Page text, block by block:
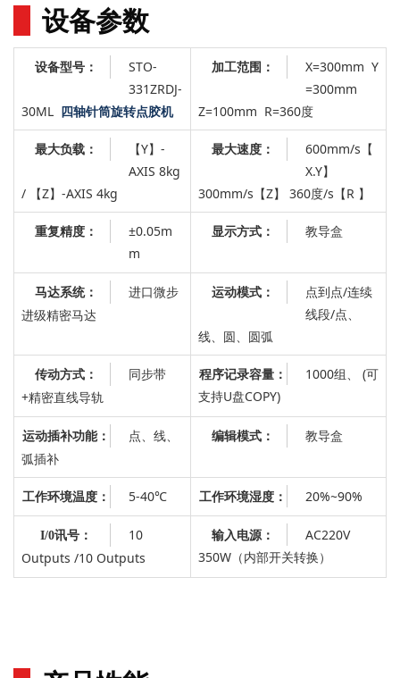
设备参数
设备型号：
STO-
331ZRDJ-
30ML 四轴针筒旋转点胶机
加工范围： X=300mm Y
=300mm
Z=100mm R=360度
最大负载： 【Y】 -
AXIS 8kg
/
【Z】 -AXIS 4kg
最大速度：
600mm/s【
X.Y】
300mm/s【Z】 360度/s【R 】
重复精度：
±0.05m
m
显示方式： 教导盒
马达系统：
进口微步
进级精密马达
运动模式：
点到点/连续
线段/点、
线、圆、圆弧
传动方式：
同步带
+精密直线导轨
程序记录容量：
1000组、 (可
支持U盘COPY)
运动插补功能：
点、线、
弧插补
编辑模式： 教导盒
工作环境温度： 5-40℃ 工作环境湿度： 20%~90%
I/0讯号：
10
Outputs /10 Outputs
输入电源：
AC220V
350W（内部开关转换）